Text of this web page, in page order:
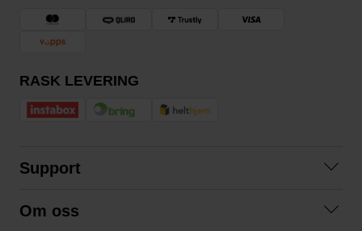
RASK LEVERING
Support
Om oss